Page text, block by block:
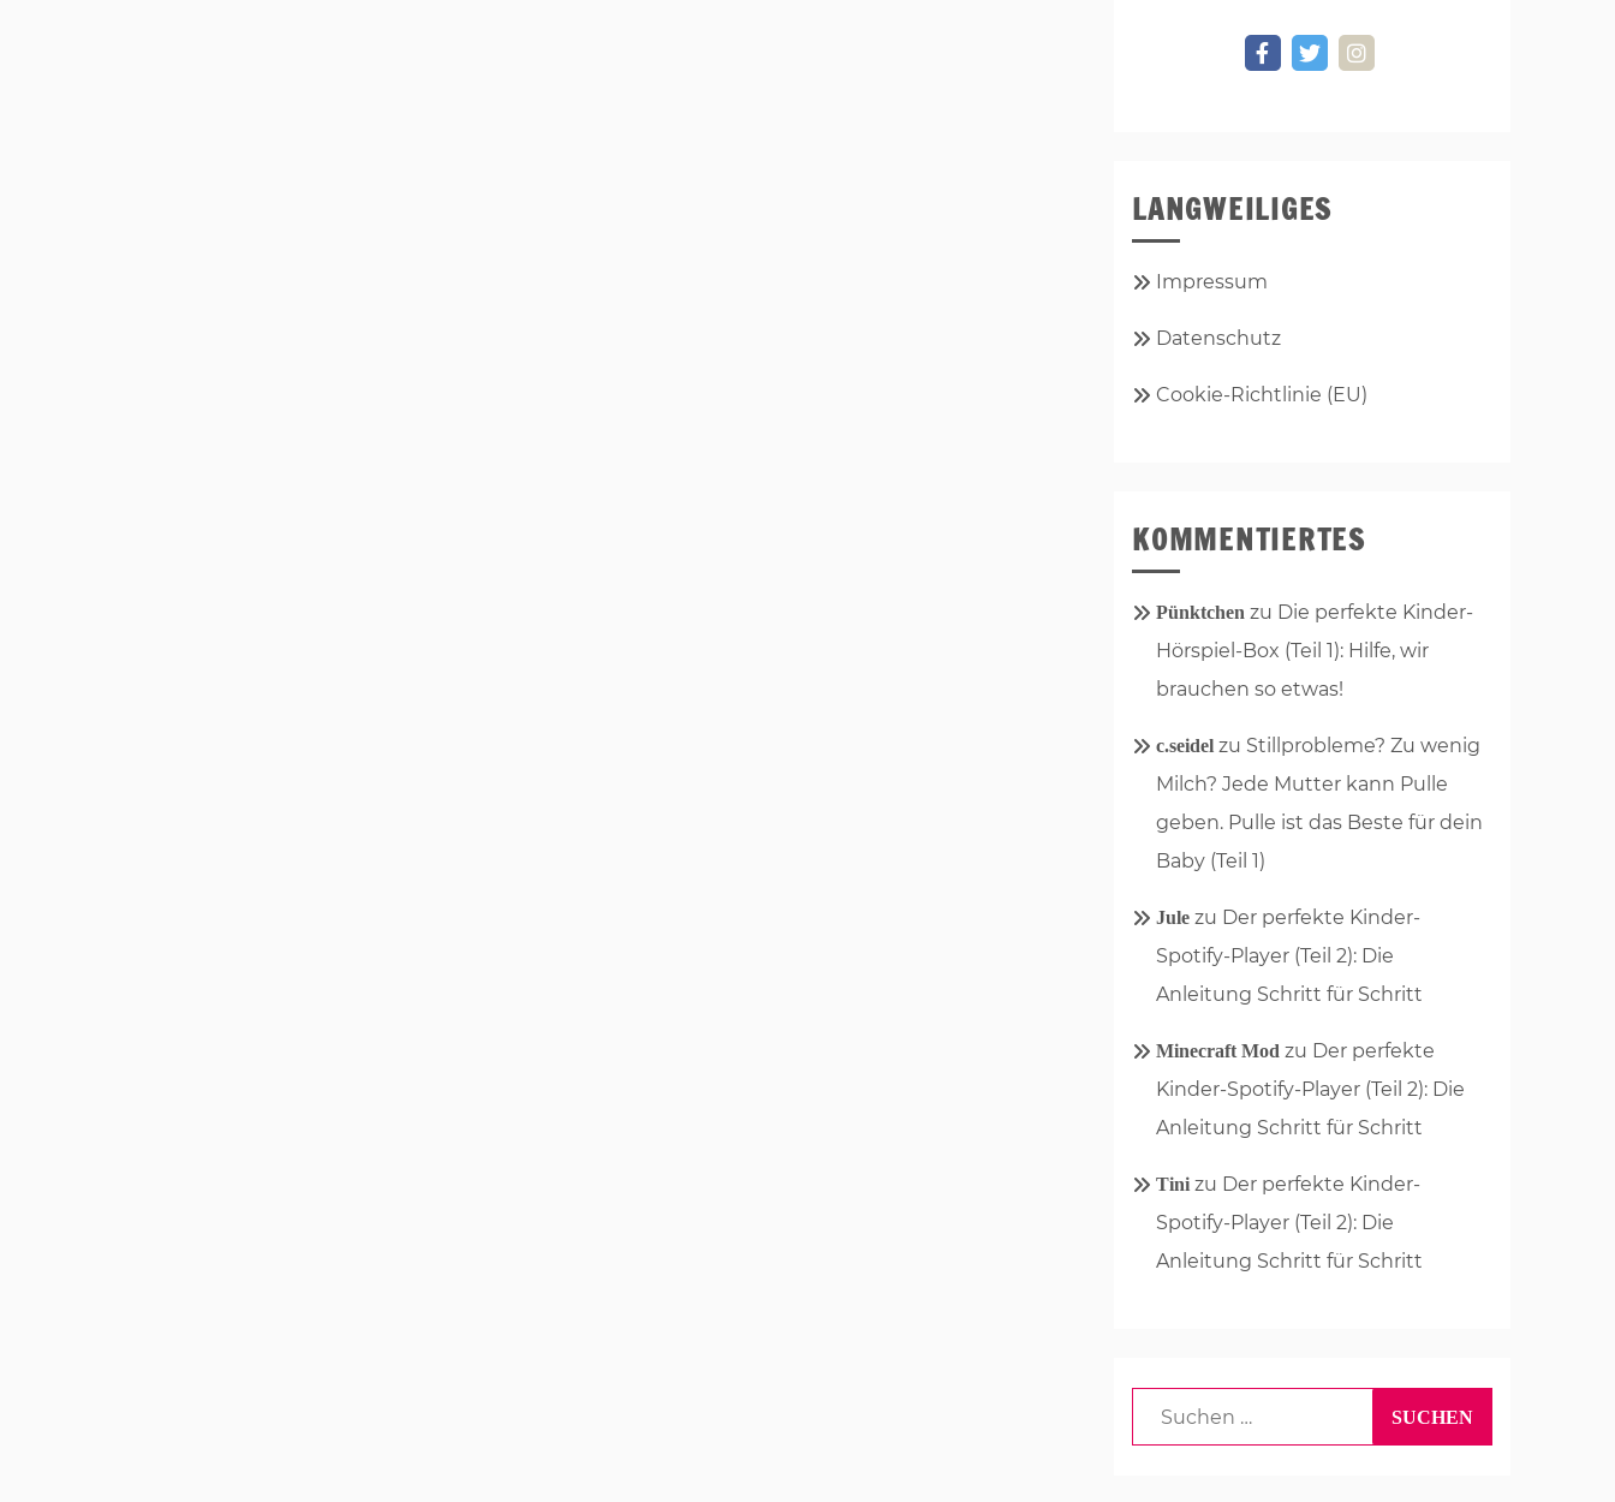
LANGWEILIGES
Impressum
Datenschutz
Cookie-Richtlinie (EU)
KOMMENTIERTES
Pünktchen zu Die perfekte Kinder-
Hörspiel-Box (Teil 1): Hilfe, wir
brauchen so etwas!
c.seidel zu Stillprobleme? Zu wenig
Milch? Jede Mutter kann Pulle
geben. Pulle ist das Beste für dein
Baby (Teil 1)
Jule zu Der perfekte Kinder-
Spotify-Player (Teil 2): Die
Anleitung Schritt für Schritt
Minecraft Mod zu Der perfekte
Kinder-Spotify-Player (Teil 2): Die
Anleitung Schritt für Schritt
Tini zu Der perfekte Kinder-
Spotify-Player (Teil 2): Die
Anleitung Schritt für Schritt
Suchen
nach: